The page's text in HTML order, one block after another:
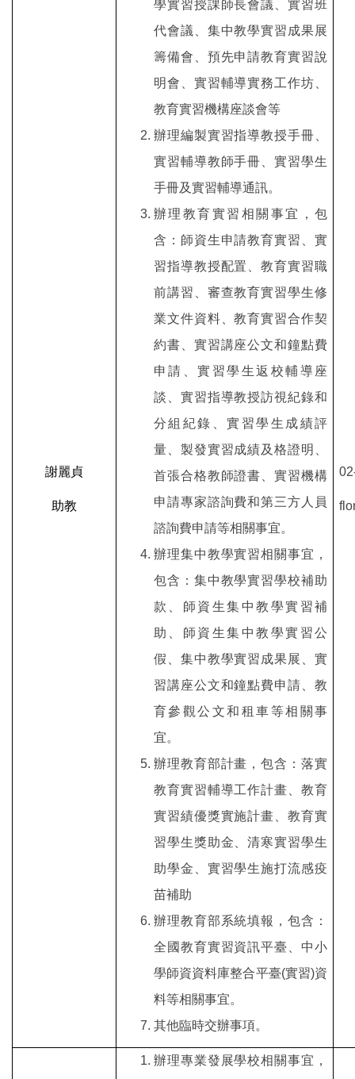
謝麗貞
助教
學實習授課師長會議、實習班
代會議、集中教學實習成果展
籌備會、預先申請教育實習說
明會、實習輔導實務工作坊、
教育實習機構座談會等
辦理編製實習指導教授手冊、
實習輔導教師手冊、實習學生
手冊及實習輔導通訊。
辦理教育實習相關事宜，包
含：師資生申請教育實習、實
習指導教授配置、教育實習職
前講習、審查教育實習學生修
業文件資料、教育實習合作契
約書、實習講座公文和鐘點費
申請、實習學生返校輔導座
談、實習指導教授訪視紀錄和
分組紀錄、實習學生成績評
量、製發實習成績及格證明、
首張合格教師證書、實習機構
申請專家諮詢費和第三方人員
諮詢費申請等相關事宜。
辦理集中教學實習相關事宜，
包含：集中教學實習學校補助
款、師資生集中教學實習補
助、師資生集中教學實習公
假、集中教學實習成果展、實
習講座公文和鐘點費申請、教
育參觀公文和租車等相關事
宜。
辦理教育部計畫，包含：落實
教育實習輔導工作計畫、教育
實習績優獎實施計畫、教育實
習學生獎助金、清寒實習學生
助學金、實習學生施打流感疫
苗補助
辦理教育部系統填報，包含：
全國教育實習資訊平臺、中小
學師資資料庫整合平臺(實習)資
料等相關事宜。
其他臨時交辦事項。
辦理專業發展學校相關事宜，